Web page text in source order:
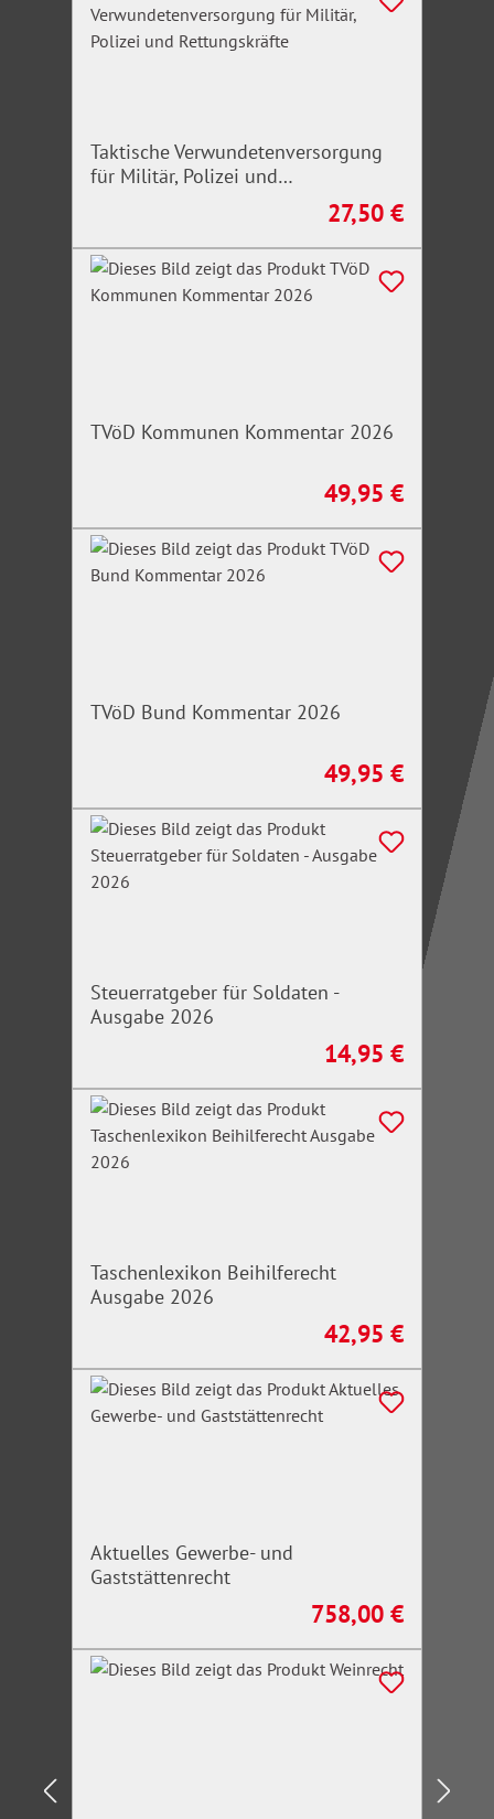
Taktische Verwundetenversorgung
für Militär, Polizei und
Regulärer Preis:
27,50 €
TVöD Kommunen Kommentar 2026
Regulärer Preis:
49,95 €
TVöD Bund Kommentar 2026
Regulärer Preis:
49,95 €
Steuerratgeber für Soldaten -
Ausgabe 2026
Regulärer Preis:
14,95 €
Taschenlexikon Beihilferecht
Ausgabe 2026
Regulärer Preis:
42,95 €
Aktuelles Gewerbe- und
Gaststättenrecht
Regulärer Preis:
758,00 €